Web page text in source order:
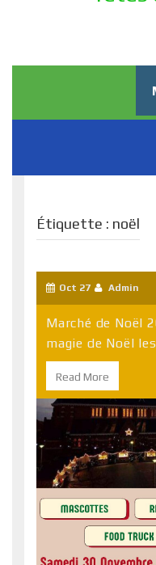
Étiquette : noël
Oct 27 Admin
Marché de Noël
magie de Noël
Read More